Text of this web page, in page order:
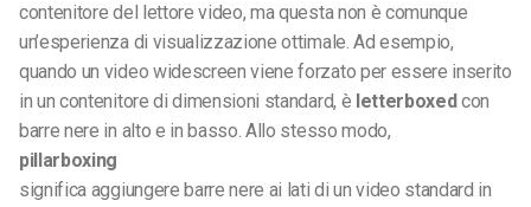
contenitore del lettore video, ma questa non è comunque
un’esperienza di visualizzazione ottimale. Ad esempio,
quando un video widescreen viene forzato per essere inserito
in un contenitore di dimensioni standard, è letterboxedcon
barre nere in alto e in basso. Allo stesso modo,
pillarboxing
significa aggiungere barre nere ai lati di un video standard in